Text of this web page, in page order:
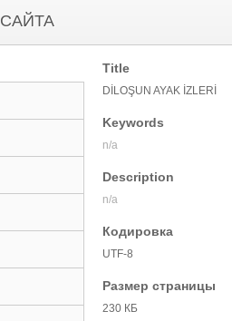
Title
DİLOŞUN AYAK İZLERİ
Keywords
n/a
Description
n/a
Кодировка
UTF-8
Размер страницы
230 КБ